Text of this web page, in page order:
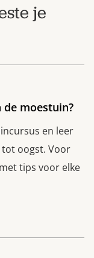
je
de moestuin?
en leer
oogst. Voor
tips voor elke